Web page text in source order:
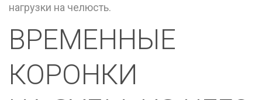
нагрузки на челюсть.
ВРЕМЕННЫЕ
КОРОНКИ